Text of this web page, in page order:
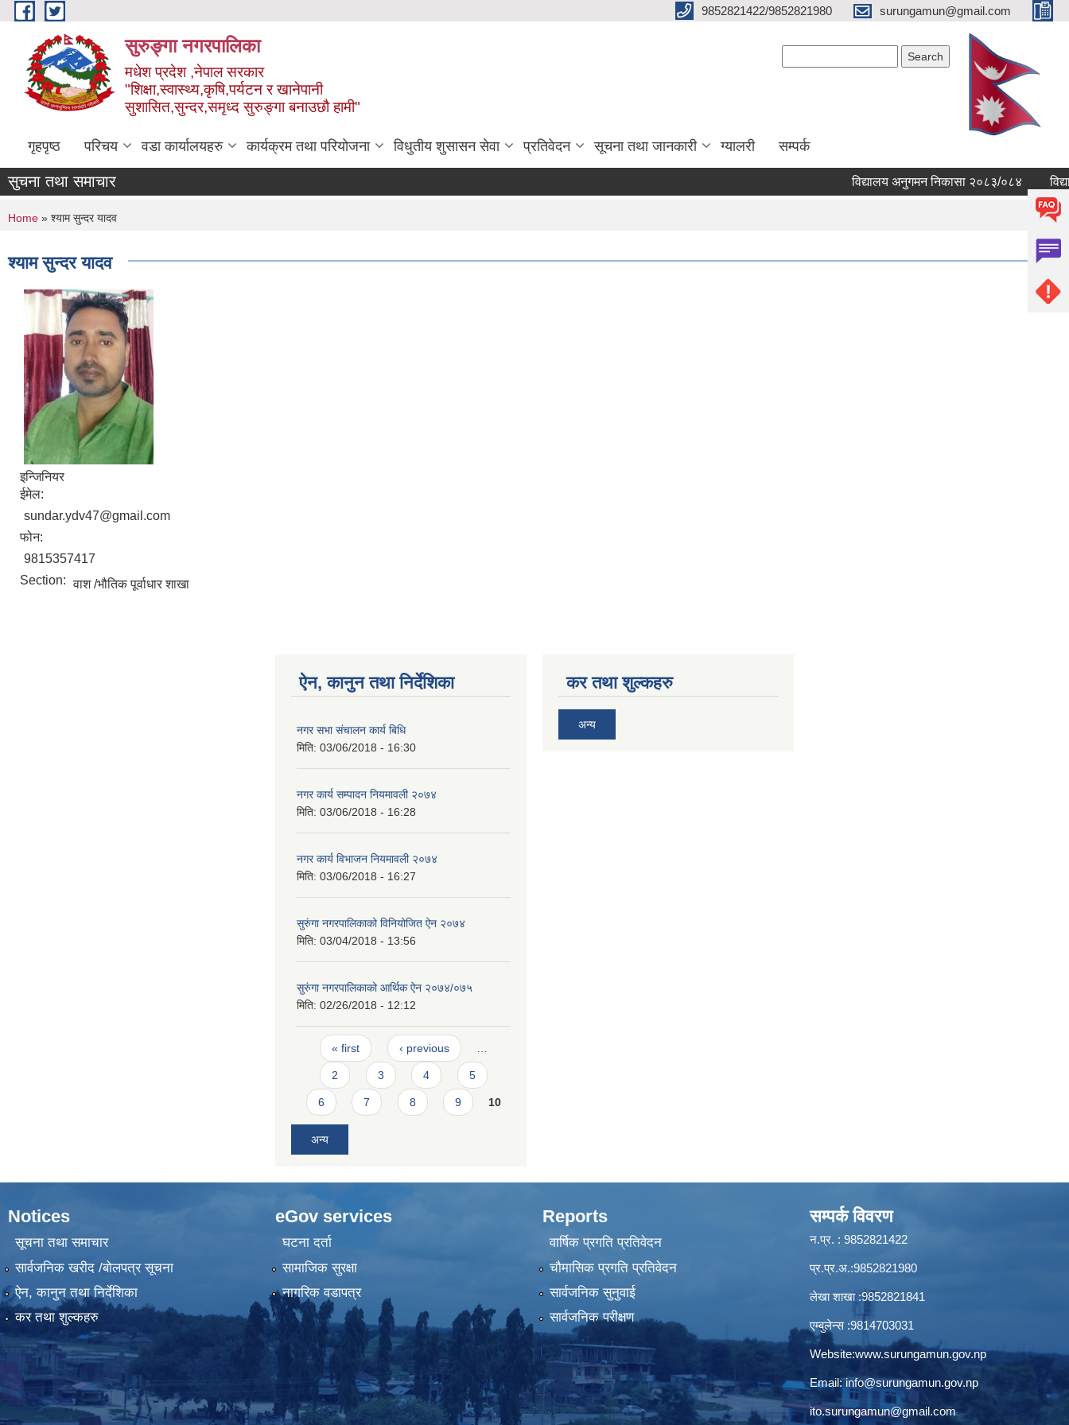
Skip to main content 9852821422/9852821980 surungamun@gmail.com
सुरुङ्‍गा नगरपालिका
मधेश प्रदेश ,नेपाल सरकार
"शिक्षा,स्वास्थ्य,कृषि,पर्यटन र खानेपानी
सुशासित,सुन्दर,समृध्द सुरुङ्गा बनाउछौ हामी"
गृहपृष्ठ परिचय वडा कार्यालयहरु कार्यक्रम तथा परियोजना विधुतीय शुसासन सेवा प्रतिवेदन सूचना तथा जानकारी ग्यालरी सम्पर्क
सुचना तथा समाचार विद्यालय अनुगमन निकासा २०८३/०८४
You are here
Home » श्याम सुन्दर यादव
श्याम सुन्दर यादव
इन्जिनियर
ईमेल:
sundar.ydv47@gmail.com
फोन:
9815357417
Section: वाश /भौतिक पूर्वाधार शाखा
ऐन, कानुन तथा निर्देशिका
नगर सभा संचालन कार्य बिधि
मिति: 03/06/2018 - 16:30
नगर कार्य सम्पादन नियमावली २०७४
मिति: 03/06/2018 - 16:28
नगर कार्य विभाजन नियमावली २०७४
मिति: 03/06/2018 - 16:27
सुरुंगा नगरपालिकाको विनियोजित ऐन २०७४
मिति: 03/04/2018 - 13:56
सुरुंगा नगरपालिकाको आर्थिक ऐन २०७४/०७५
मिति: 02/26/2018 - 12:12
Pages
« first ‹ previous …
2 3 4 5
6 7 8 9 10
अन्य
कर तथा शुल्कहरु
अन्य
Notices
सूचना तथा समाचार
सार्वजनिक खरीद /बोलपत्र सूचना
ऐन, कानुन तथा निर्देशिका
कर तथा शुल्कहरु
eGov services
घटना दर्ता
सामाजिक सुरक्षा
नागरिक वडापत्र
Reports
वार्षिक प्रगति प्रतिवेदन
चौमासिक प्रगति प्रतिवेदन
सार्वजनिक सुनुवाई
सार्वजनिक परीक्षण
सम्पर्क विवरण
न.प्र. : 9852821422
प्र.प्र.अ.:9852821980
लेखा शाखा :9852821841
एम्बुलेन्स :9814703031
Website:www.surungamun.gov.np
Email:info@surungamun.gov.np
ito.surungamun@gmail.com